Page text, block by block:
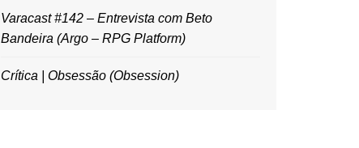
Varacast #142 – Entrevista com Beto
Bandeira (Argo – RPG Platform)
Crítica | Obsessão (Obsession)